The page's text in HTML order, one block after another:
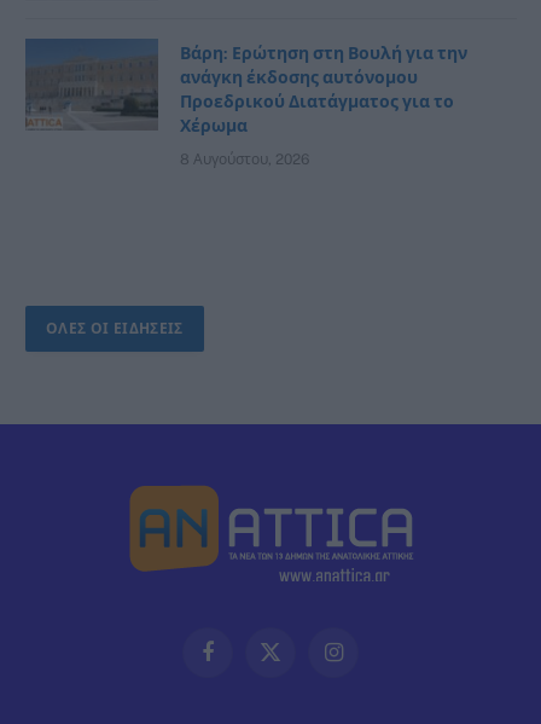
Βάρη: Ερώτηση στη Βουλή για την
ανάγκη έκδοσης αυτόνομου
Προεδρικού Διατάγματος για το
Χέρωμα
8 Αυγούστου, 2026
ΟΛΕΣ ΟΙ ΕΙΔΗΣΕΙΣ
FacebookX
Instagram